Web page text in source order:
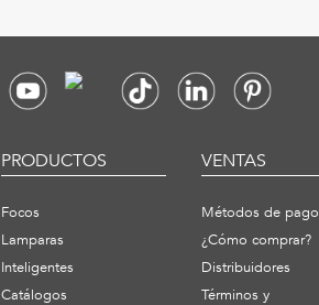
PRODUCTOS
Focos
Lamparas
Inteligentes
Catálogos
VENTAS
Métodos de pago
¿Cómo comprar?
Distribuidores
Términos y